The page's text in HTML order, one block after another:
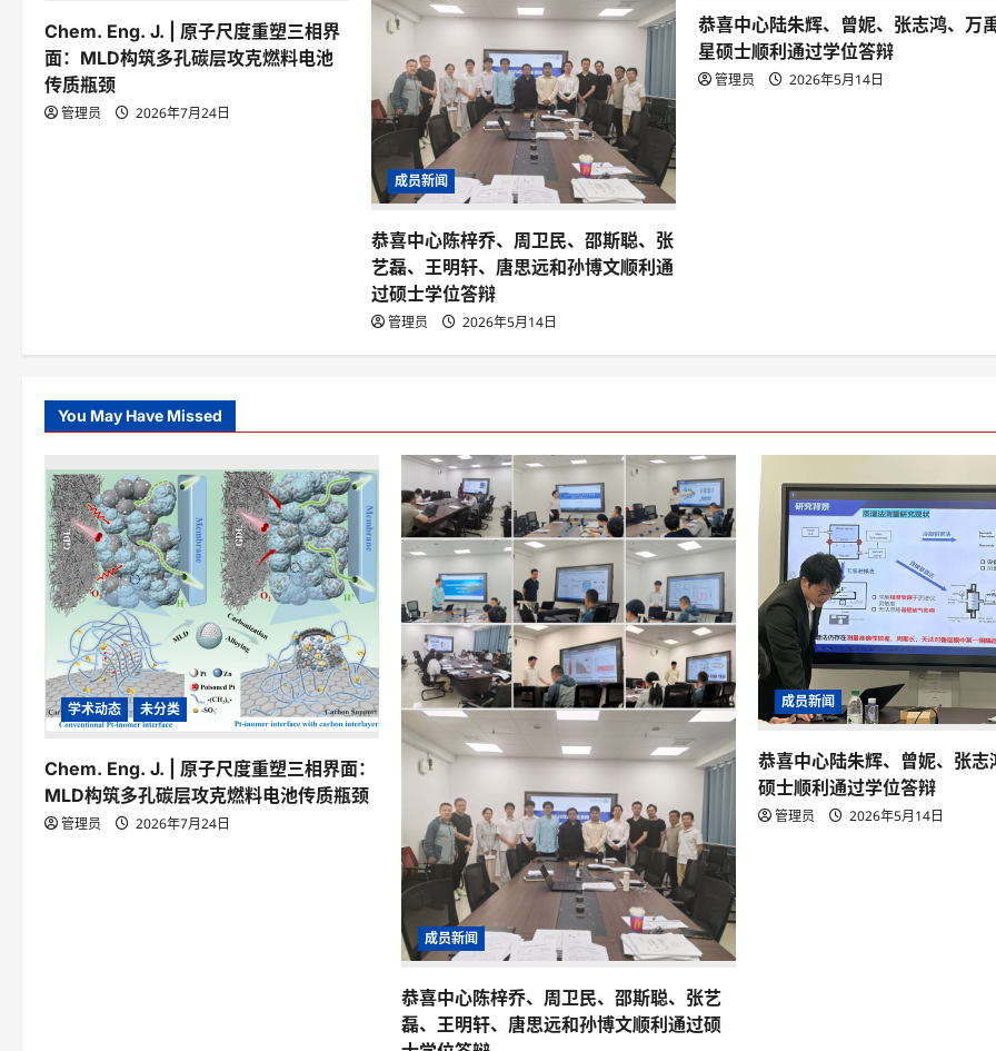
o
n
Chem. Eng. J. | 原子尺度重塑三相界
面：MLD构筑多孔碳层攻克燃料电池
传质瓶颈
管理员 2026年7月24日
成员新闻
恭喜中心陈梓乔、周卫民、邵斯聪、张
艺磊、王明轩、唐思远和孙博文顺利通
过硕士学位答辩
管理员 2026年5月14日
恭喜中心陆朱辉、曾妮、张志鸿、万
星硕士顺利通过学位答辩
管理员 2026年5月14日
You May Have Missed
学术动态 未分类
Chem. Eng. J. | 原子尺度重塑三相界面：
MLD构筑多孔碳层攻克燃料电池传质瓶颈
管理员 2026年7月24日
成员新闻
恭喜中心陈梓乔、周卫民、邵斯聪、张艺
磊、王明轩、唐思远和孙博文顺利通过硕
成员新闻
恭喜中心陆朱辉、曾妮、张志
硕士顺利通过学位答辩
管理员 2026年5月14日